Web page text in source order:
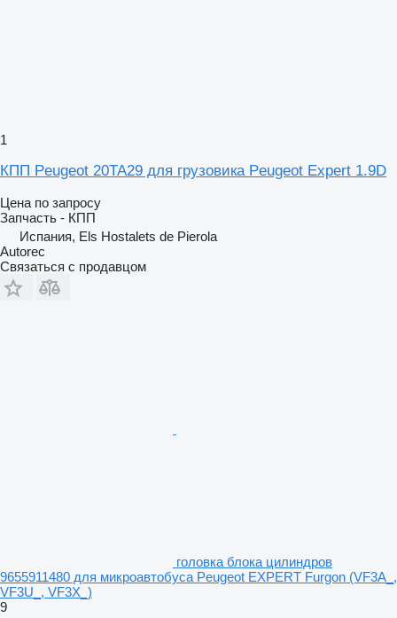
1
КПП Peugeot 20TA29 для грузовика Peugeot Expert 1.9D
Цена по запросу
Запчасть - КПП
Испания, Els Hostalets de Pierola
Autorec
Связаться с продавцом
головка блока цилиндров
9655911480 для микроавтобуса Peugeot EXPERT Furgon (VF3A_,
VF3U_, VF3X_)
9